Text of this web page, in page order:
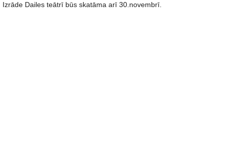
Izrāde Dailes teātrī būs skatāma arī 30.novembrī.